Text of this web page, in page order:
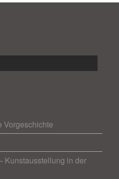
Vorgeschichte
Kunstausstellung in der